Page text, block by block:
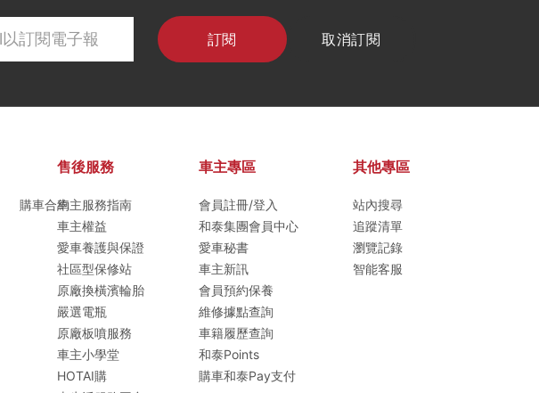
訂閱 取消訂閱
購車合約
售後服務
車主服務指南
車主權益
愛車養護與保證
社區型保修站
原廠換橫濱輪胎
嚴選電瓶
原廠板噴服務
車主小學堂
HOTAI購
車主專區
會員註冊/登入
和泰集團會員中心
愛車秘書
車主新訊
會員預約保養
維修據點查詢
車籍履歷查詢
和泰Points
購車和泰Pay支付
其他專區
站內搜尋
追蹤清單
瀏覽記錄
智能客服